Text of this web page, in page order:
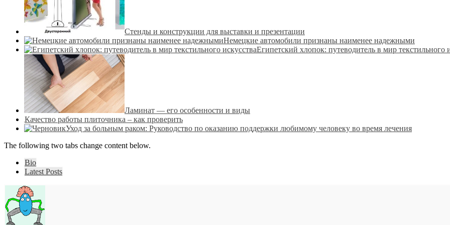
Стенды и конструкции для выставки и презентации
Немецкие автомобили признаны наименее надежными
Египетский хлопок: путеводитель в мир текстильного
Ламинат — его особенности и виды
Качество работы плиточника – как проверить
Уход за больным раком: Руководство по оказанию поддержки любимому человеку во время лечения
The following two tabs change content below.
Bio
Latest Posts